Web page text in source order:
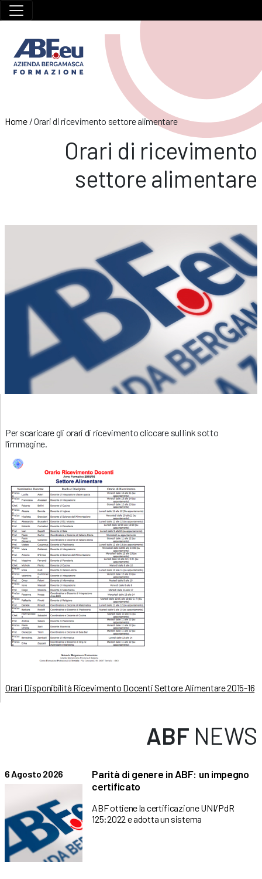
Home/Orari di ricevimento settore alimentare
Orari di ricevimento
settore alimentare
Per scaricare gli orari di ricevimento cliccare sul link sotto
l’immagine.
Orari Disponibilità Ricevimento Docenti Settore Alimentare 2015-16
ABF NEWS
6 Agosto 2026
Parità di genere in ABF: un impegno
certificato
ABF ottiene la certificazione UNI/PdR
125:2022 e adotta un sistema